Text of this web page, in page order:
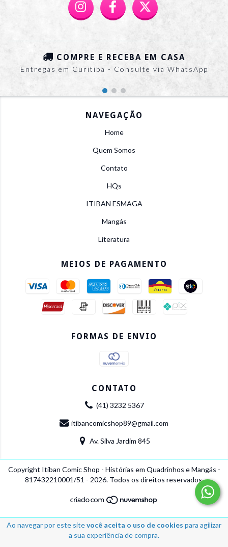
Ao navegar por este sitevocê aceita o uso de cookies para agilizar
a sua experiência de compra.
COMPRE E RECEBA EM CASA
Entregas em Curitiba - Consulte via WhatsApp
NAVEGAÇÃO
Home
Quem Somos
Contato
HQs
ITIBAN ESMAGA
Mangás
Literatura
MEIOS DE PAGAMENTO
FORMAS DE ENVIO
CONTATO
(41) 3232 5367
itibancomicshop89@gmail.com
Av. Silva Jardim 845
Copyright Itiban Comic Shop - Histórias em Quadrinhos e Mangás -
817432210001/51 - 2026. Todos os direitos reservados.